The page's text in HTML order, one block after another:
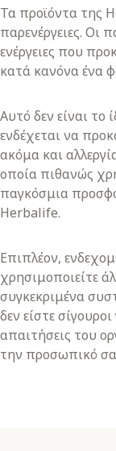
Τα προϊόντα της
παρενέργειες. Οι
ενέργειες που
κατά κανόνα ένα
Αυτό δεν είναι
ενδέχεται να
ακόμα και
οποία πιθανώς
παγκόσμια
Herbalife.
Επιπλέον,
χρησιμοποιείτε
συγκεκριμένα
δεν είστε
απαιτήσεις του
την προσωπικό